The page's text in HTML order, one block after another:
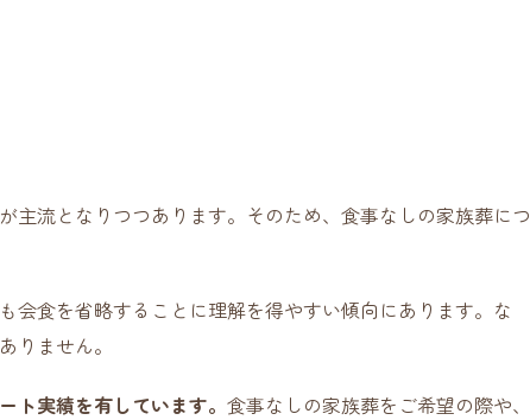
主流となりつつあります。そのため、食事なしの家族葬につ
会食を省略することに理解を得やすい傾向にあります。な
りません。
実績を有しています。 食事なしの家族葬をご希望の際や、